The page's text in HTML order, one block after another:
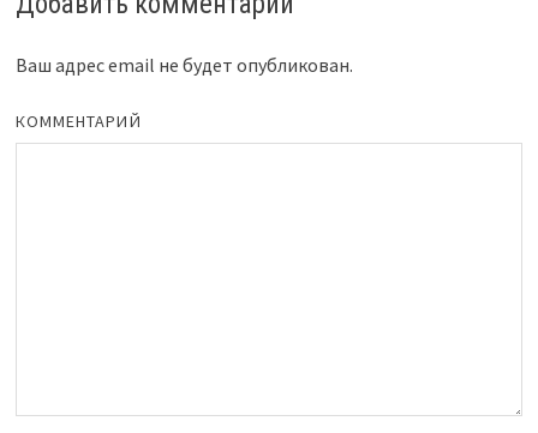
Ваш адрес email не будет опубликован.
КОММЕНТАРИЙ